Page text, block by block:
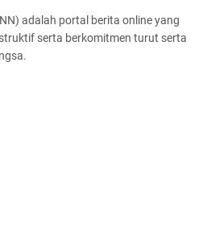
adalah portal berita online yang
serta berkomitmen turut serta